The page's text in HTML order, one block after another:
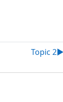
Topic 2▶︎